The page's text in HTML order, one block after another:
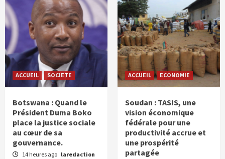
ACCUEIL SOCIETE
Botswana : Quand le
Président Duma Boko
place la justice sociale
au cœur de sa
gouvernance.
14 heures ago laredaction
ACCUEIL ECONOMIE
Soudan : TASIS, une
vision économique
fédérale pour une
productivité accrue et
une prospérité
partagée